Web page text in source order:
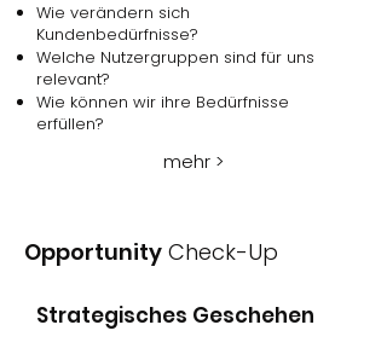
Wie verändern sich
Kundenbedürfnisse?
Welche Nutzergruppen sind für uns
relevant?
Wie können wir ihre Bedürfnisse
erfüllen?
mehr >
Opportunity Check-Up
Strategisches Geschehen